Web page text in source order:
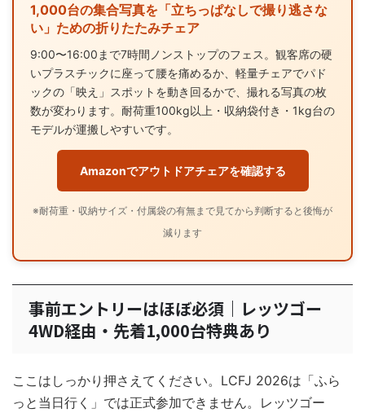
1,000台の集合写真を「立ちっぱなしで撮り逃さな
い」ための折りたたみチェア
9:00〜16:00まで7時間ノンストップのフェス。観客席の硬
いプラスチックに座って腰を痛めるか、軽量チェアでパド
ックの「映え」スポットを動き回るかで、撮れる写真の枚
数が変わります。耐荷重100kg以上・収納袋付き・1kg台の
モデルが運搬しやすいです。
Amazonでアウトドアチェアを確認する
※耐荷重・収納サイズ・付属袋の有無まで見てから判断すると後悔が
減ります
事前エントリーはほぼ必須｜レッツゴー
4WD経由・先着1,000台特典あり
ここはしっかり押さえてください。LCFJ 2026は「ふら
っと当日行く」では正式参加できません。レッツゴー